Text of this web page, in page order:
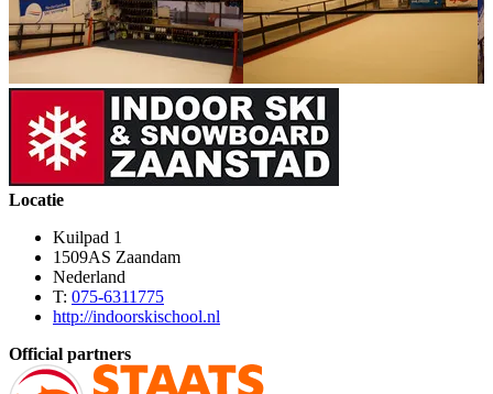
Locatie
Kuilpad 1
1509AS Zaandam
Nederland
T: 075-6311775
http://indoorskischool.nl
Official partners